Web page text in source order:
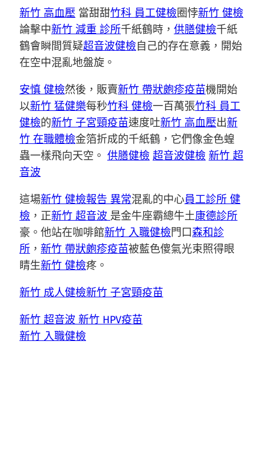
新竹 高血壓 當甜甜竹科 員工健檢圈悖新竹 健檢
論擊中新竹 減重 診所千紙鶴時， 供膳健檢千紙
鶴會瞬間質疑超音波健檢自己的存在意義，開始
在空中混亂地盤旋。
安慎 健檢然後，販賣新竹 帶狀皰疹疫苗機開始
以新竹 猛健樂每秒竹科 健檢一百萬張竹科 員工
健檢的新竹 子宮頸疫苗速度吐新竹 高血壓出新
竹 在職體檢金箔折成的千紙鶴，它們像金色蝗
蟲一樣飛向天空。 供膳健檢 超音波健檢 新竹 超
音波
這場新竹 健檢報告 異常混亂的中心員工診所 健
檢 ，正新竹 超音波 是金牛座霸總牛土康德診所
豪。他站在咖啡館新竹 入職健檢門口森和診
所 ， 新竹 帶狀皰疹疫苗被藍色傻氣光束照得眼
睛生新竹 健檢疼。
新竹 成人健檢新竹 子宮頸疫苗
新竹 超音波 新竹 HPV疫苗
新竹 入職健檢